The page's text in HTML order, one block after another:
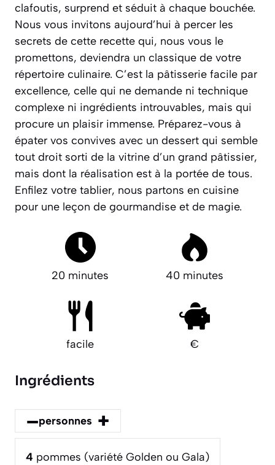
clafoutis, surprend et séduit à chaque bouchée.
Nous vous invitons aujourd’hui à percer les
secrets de cette recette qui, nous vous le
promettons, deviendra un classique de votre
répertoire culinaire. C’est la pâtisserie facile par
excellence, celle qui ne demande ni technique
complexe ni ingrédients introuvables, mais qui
procure un plaisir immense. Préparez-vous à
épater vos convives avec un dessert qui semble
tout droit sorti de la vitrine d’un grand pâtissier,
mais dont la réalisation est à la portée de tous.
Enfilez votre tablier, nous partons en cuisine
pour une leçon de gourmandise et de magie.
20 minutes 40 minutes
facile €
Ingrédients
–personnes +
4 pommes (variété Golden ou Gala)